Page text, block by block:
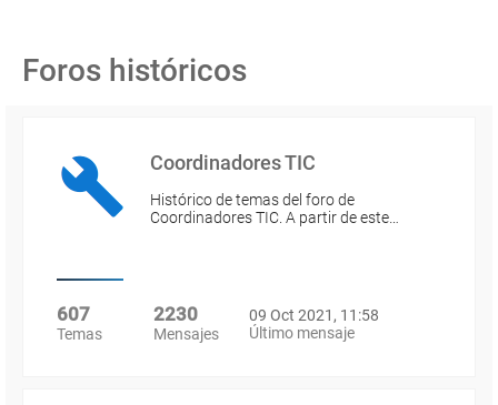
Foros históricos
Coordinadores TIC
Histórico de temas del foro de
Coordinadores TIC. A partir de este…
607
Temas
2230
Mensajes
09 Oct 2021, 11:58
Último mensaje